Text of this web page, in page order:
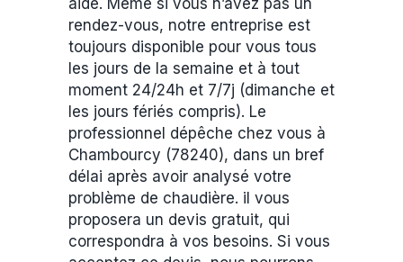
aide. Même si vous n’avez pas un
rendez-vous, notre entreprise est
toujours disponible pour vous tous
les jours de la semaine et à tout
moment 24/24h et 7/7j (dimanche et
les jours fériés compris). Le
professionnel dépêche chez vous à
Chambourcy (78240), dans un bref
délai après avoir analysé votre
problème de chaudière. il vous
proposera un devis gratuit, qui
correspondra à vos besoins. Si vous